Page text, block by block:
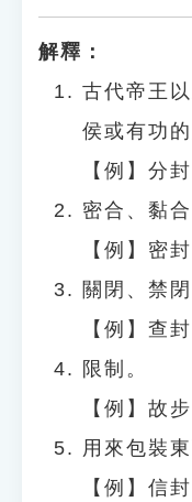
解釋：
古代帝王
侯或有功的
【例】分
密合、黏合
【例】密
關閉、禁閉
【例】查
限制。
【例】故
用來包裝
【例】信